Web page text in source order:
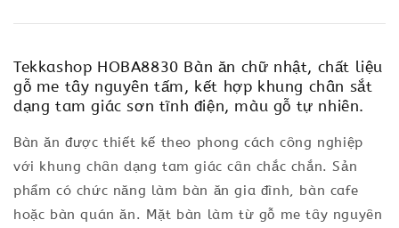
Tekkashop HOBA8830 Bàn ăn chữ nhật, chất liệu
gỗ me tây nguyên tấm, kết hợp khung chân sắt
dạng tam giác sơn tĩnh điện, màu gỗ tự nhiên.
Bàn ăn được thiết kế theo phong cách công nghiệp
với khung chân dạng tam giác cân chắc chắn. Sản
phẩm có chức năng làm bàn ăn gia đình, bàn cafe
hoặc bàn quán ăn. Mặt bàn làm từ gỗ me tây nguyên